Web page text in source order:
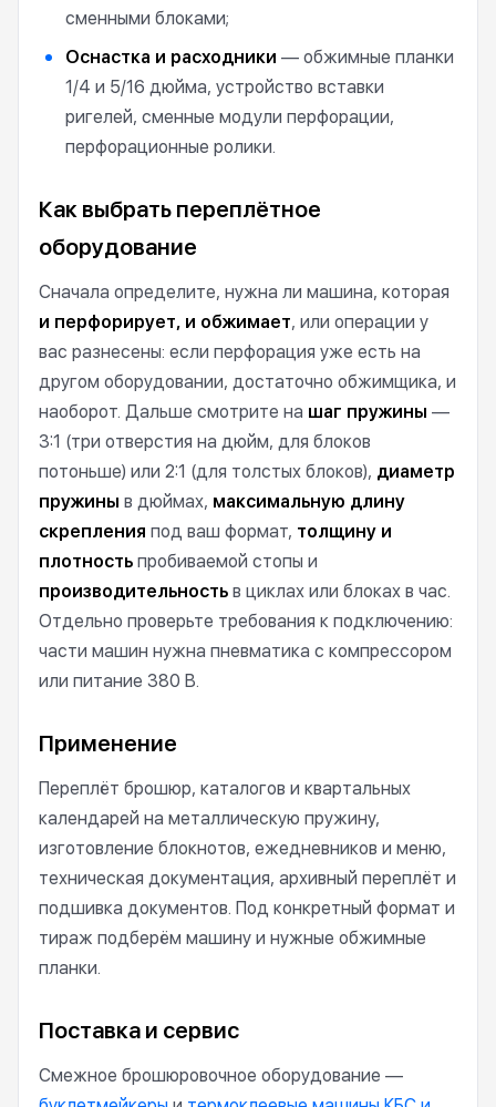
сменными блоками;
Оснастка и расходники — обжимные планки
1/4 и 5/16 дюйма, устройство вставки
ригелей, сменные модули перфорации,
перфорационные ролики.
Как выбрать переплётное
оборудование
Сначала определите, нужна ли машина, которая
и перфорирует, и обжимает, или операции у
вас разнесены: если перфорация уже есть на
другом оборудовании, достаточно обжимщика, и
наоборот. Дальше смотрите на шаг пружины —
3:1 (три отверстия на дюйм, для блоков
потоньше) или 2:1 (для толстых блоков), диаметр
пружины в дюймах, максимальную длину
скрепления под ваш формат, толщину и
плотность пробиваемой стопы и
производительность в циклах или блоках в час.
Отдельно проверьте требования к подключению:
части машин нужна пневматика с компрессором
или питание 380 В.
Применение
Переплёт брошюр, каталогов и квартальных
календарей на металлическую пружину,
изготовление блокнотов, ежедневников и меню,
техническая документация, архивный переплёт и
подшивка документов. Под конкретный формат и
тираж подберём машину и нужные обжимные
планки.
Поставка и сервис
Смежное брошюровочное оборудование —